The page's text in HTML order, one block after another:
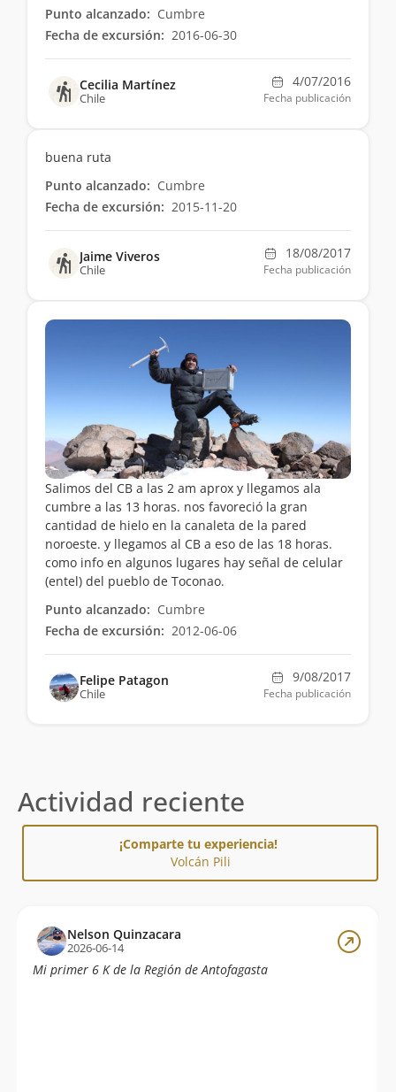
Punto alcanzado: Cumbre
Fecha de excursión: 2016-06-30
Cecilia Martínez
Chile
4/07/2016
Fecha publicación
buena ruta
Punto alcanzado: Cumbre
Fecha de excursión: 2015-11-20
Jaime Viveros
Chile
18/08/2017
Fecha publicación
Salimos del CB a las 2 am aprox y llegamos ala
cumbre a las 13 horas. nos favoreció la gran
cantidad de hielo en la canaleta de la pared
noroeste. y llegamos al CB a eso de las 18 horas.
como info en algunos lugares hay señal de celular
(entel) del pueblo de Toconao.
Punto alcanzado: Cumbre
Fecha de excursión: 2012-06-06
Felipe Patagon
Chile
9/08/2017
Fecha publicación
Actividad reciente
¡Comparte tu experiencia!
Volcán Pili
Nelson Quinzacara
2026-06-14
Mi primer 6 K de la Región de Antofagasta